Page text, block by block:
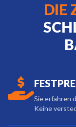
DIE
Sie erfahren
Keine